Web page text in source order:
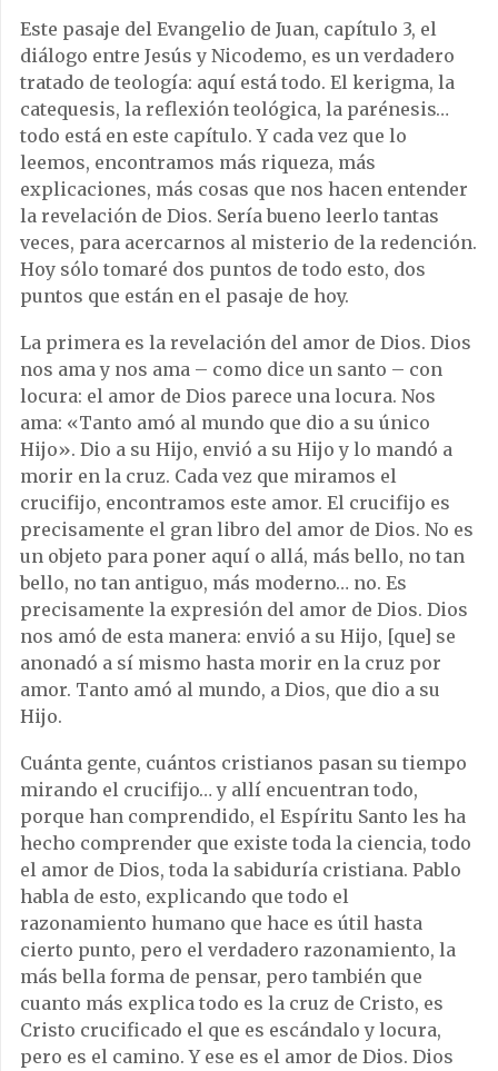
Este pasaje del Evangelio de Juan, capítulo 3, el
diálogo entre Jesús y Nicodemo, es un verdadero
tratado de teología: aquí está todo. El kerigma, la
catequesis, la reflexión teológica, la parénesis…
todo está en este capítulo. Y cada vez que lo
leemos, encontramos más riqueza, más
explicaciones, más cosas que nos hacen entender
la revelación de Dios. Sería bueno leerlo tantas
veces, para acercarnos al misterio de la redención.
Hoy sólo tomaré dos puntos de todo esto, dos
puntos que están en el pasaje de hoy.
La primera es la revelación del amor de Dios. Dios
nos ama y nos ama – como dice un santo – con
locura: el amor de Dios parece una locura. Nos
ama: «Tanto amó al mundo que dio a su único
Hijo». Dio a su Hijo, envió a su Hijo y lo mandó a
morir en la cruz. Cada vez que miramos el
crucifijo, encontramos este amor. El crucifijo es
precisamente el gran libro del amor de Dios. No es
un objeto para poner aquí o allá, más bello, no tan
bello, no tan antiguo, más moderno… no. Es
precisamente la expresión del amor de Dios. Dios
nos amó de esta manera: envió a su Hijo, [que] se
anonadó a sí mismo hasta morir en la cruz por
amor. Tanto amó al mundo, a Dios, que dio a su
Hijo.
Cuánta gente, cuántos cristianos pasan su tiempo
mirando el crucifijo… y allí encuentran todo,
porque han comprendido, el Espíritu Santo les ha
hecho comprender que existe toda la ciencia, todo
el amor de Dios, toda la sabiduría cristiana. Pablo
habla de esto, explicando que todo el
razonamiento humano que hace es útil hasta
cierto punto, pero el verdadero razonamiento, la
más bella forma de pensar, pero también que
cuanto más explica todo es la cruz de Cristo, es
Cristo crucificado el que es escándalo y locura,
pero es el camino. Y ese es el amor de Dios. Dios